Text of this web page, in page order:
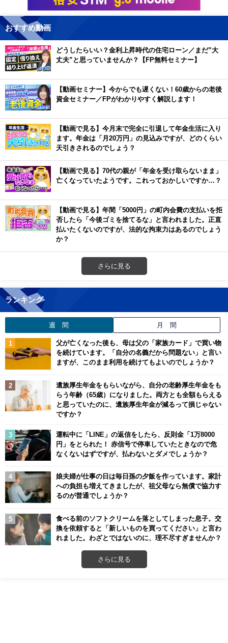
おすすめ動画
どうしたらいい？金利上昇時代の住宅ローン／まだ”大
丈夫”と思っていませんか？【FP無料セミナー】
【動画セミナー】今からでも遅くない！60歳からの老後
資金セミナー／FPがわかりやすく解説します！
【動画で見る】今月末で完全に引退して年金生活に入り
ます。年金は「月20万円」の見込みですが、どのくらい
天引きされるのでしょう？
【動画で見る】70代の親が「年金を受け取らないまま」
亡くなっていたようです。これっておかしいですか…？
【動画で見る】年間「5000円」の町内会費の支払いを拒
否したら「今後ゴミを捨てるな」と言われました。正直
払いたくないのですが、法的な拘束力はあるのでしょう
か？
さらに見る
ランキング
週 間 月 間
父が亡くなった後も、母は父の「家族カード」で買い物
を続けています。「自分の名義だから問題ない」と言い
ますが、このまま利用を続けてもよいのでしょうか？
遺族厚生年金をもらいながら、自分の老齢厚生年金をも
らう年齢（65歳）になりました。両方とも全額もらえる
と思っていたのに、遺族厚生年金が減るって損じゃない
ですか？
運転中に「LINE」の返信をしたら、反則金「1万8000
円」をとられた！ 赤信号で停車していたときなので危
なくないはずですが、払わないとダメでしょうか？
娘夫婦が仕事の日は毎日孫の夕飯を作っています。家計
への負担も増えてきましたが、祖父母なら無償で協力す
るのが普通でしょうか？
食べる前のソフトクリームを落としてしまった息子。交
換を依頼すると「新しいものを買ってください」と言わ
れました。わざとではないのに、理不尽すぎませんか？
さらに見る